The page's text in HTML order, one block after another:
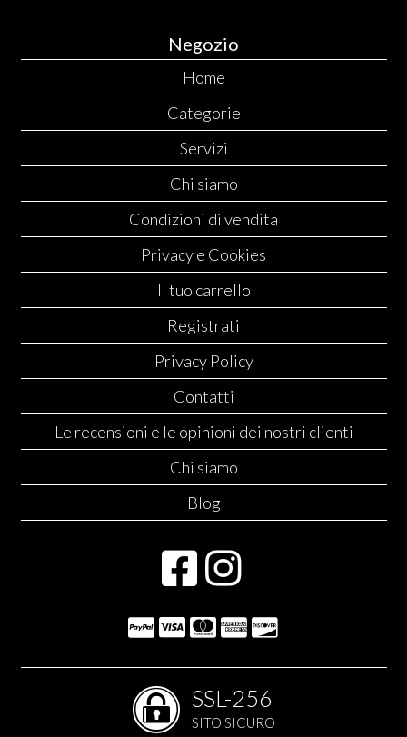
Negozio
Home
Categorie
Servizi
Chi siamo
Condizioni di vendita
Privacy e Cookies
Il tuo carrello
Registrati
Privacy Policy
Contatti
Le recensioni e le opinioni dei nostri clienti
Chi siamo
Blog
SSL-256
SITO SICURO